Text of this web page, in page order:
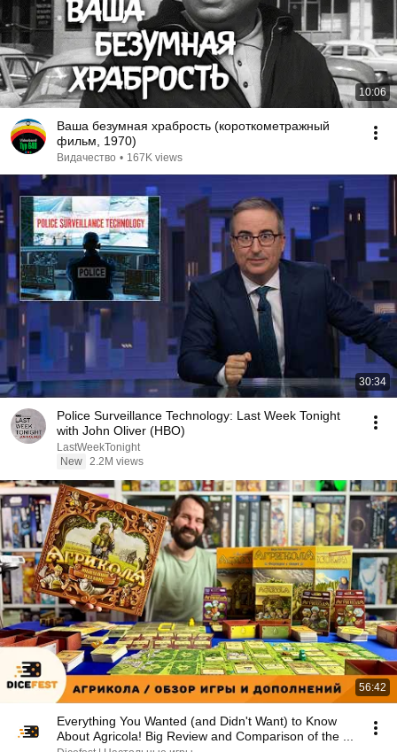
10:06
Ваша безумная храбрость (короткометражный
фильм, 1970)
Видачество • 167K views
30:34
Police Surveillance Technology: Last Week Tonight
with John Oliver (HBO)
LastWeekTonight
New 2.2M views
56:42
Everything You Wanted (and Didn't Want) to Know
About Agricola! Big Review and Comparison of the ...